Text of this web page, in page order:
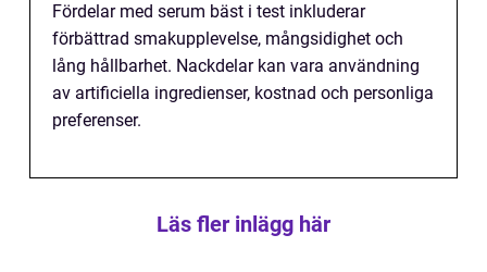
Fördelar med serum bäst i test inkluderar
förbättrad smakupplevelse, mångsidighet och
lång hållbarhet. Nackdelar kan vara användning
av artificiella ingredienser, kostnad och personliga
preferenser.
Läs fler inlägg här